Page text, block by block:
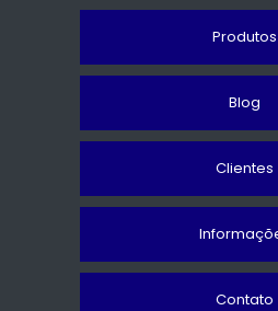
Produtos
Blog
Clientes
Contato